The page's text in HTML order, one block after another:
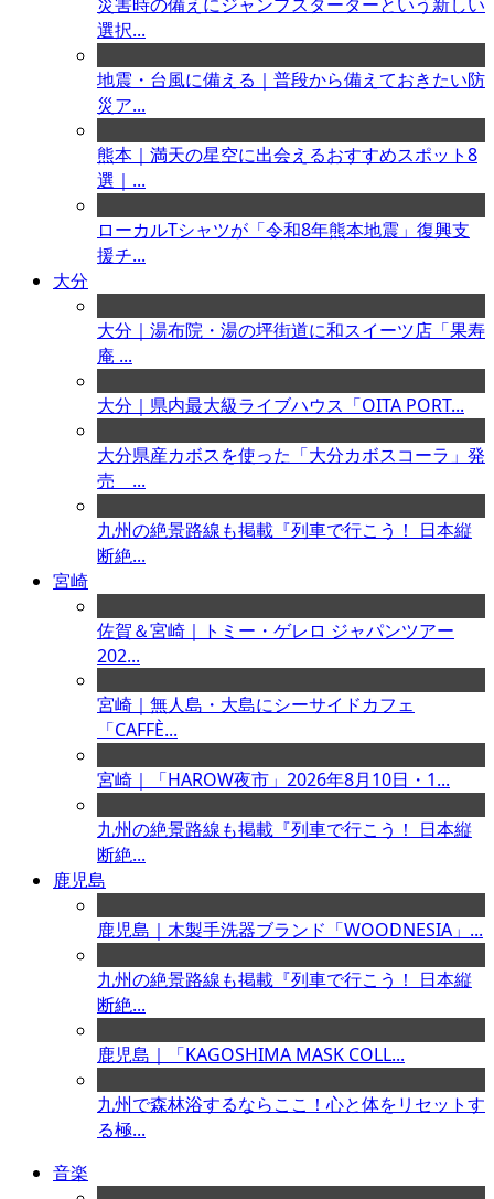
選択...
地震・台風に備える｜普段から備えておきたい防
災ア...
熊本｜満天の星空に出会えるおすすめスポット8
選｜...
ローカルTシャツが「令和8年熊本地震」復興支
援チ...
大分
大分｜湯布院・湯の坪街道に和スイーツ店「果寿
庵 ...
大分｜県内最大級ライブハウス「OITA PORT...
大分県産カボスを使った「大分カボスコーラ」発
売 ...
九州の絶景路線も掲載『列車で行こう！ 日本縦
断絶...
宮崎
佐賀＆宮崎｜トミー・ゲレロ ジャパンツアー
202...
宮崎｜無人島・大島にシーサイドカフェ
「CAFFÈ...
宮崎｜「HAROW夜市」2026年8月10日・1...
九州の絶景路線も掲載『列車で行こう！ 日本縦
断絶...
鹿児島
鹿児島｜木製手洗器ブランド「WOODNESIA」...
九州の絶景路線も掲載『列車で行こう！ 日本縦
断絶...
鹿児島｜「KAGOSHIMA MASK COLL...
九州で森林浴するならここ！心と体をリセットす
る極...
音楽